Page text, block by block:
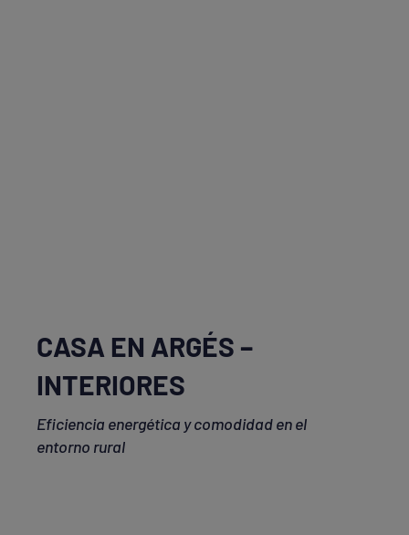
CASA EN ARGÉS –
INTERIORES
Eficiencia energética y comodidad en el
entorno rural